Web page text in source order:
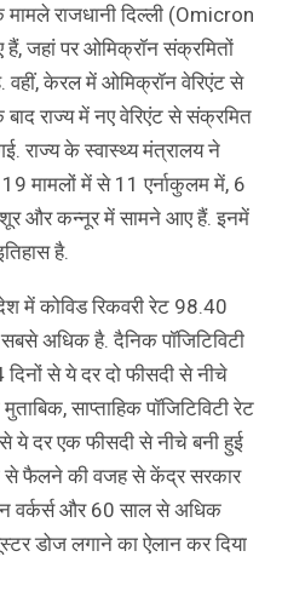
राजधानी दिल्ली (Omicron
जहां पर ओमिक्रॉन संक्रमितों
केरल में ओमिक्रॉन वेरिएंट से
राज्य में नए वेरिएंट से संक्रमित
राज्य के स्वास्थ्य मंत्रालय ने
19 मामलों में से 11 एर्नाकुलम में, 6
और कन्नूर में सामने आए हैं. इनमें
है.
में कोविड रिकवरी रेट 98.40
अधिक है. दैनिक पॉजिटिविटी
से ये दर दो फीसदी से नीचे
साप्ताहिक पॉजिटिविटी रेट
ये दर एक फीसदी से नीचे बनी हुई
से फैलने की वजह से केंद्र सरकार
वर्कर्स और 60 साल से अधिक
डोज लगाने का ऐलान कर दिया